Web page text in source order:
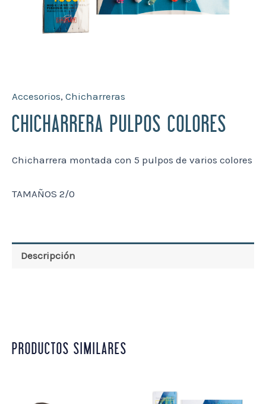
Accesorios, Chicharreras
CHICHARRERA PULPOS COLORES
Chicharrera montada con 5 pulpos de varios colores
TAMAÑOS 2/0
Descripción
PRODUCTOS SIMILARES